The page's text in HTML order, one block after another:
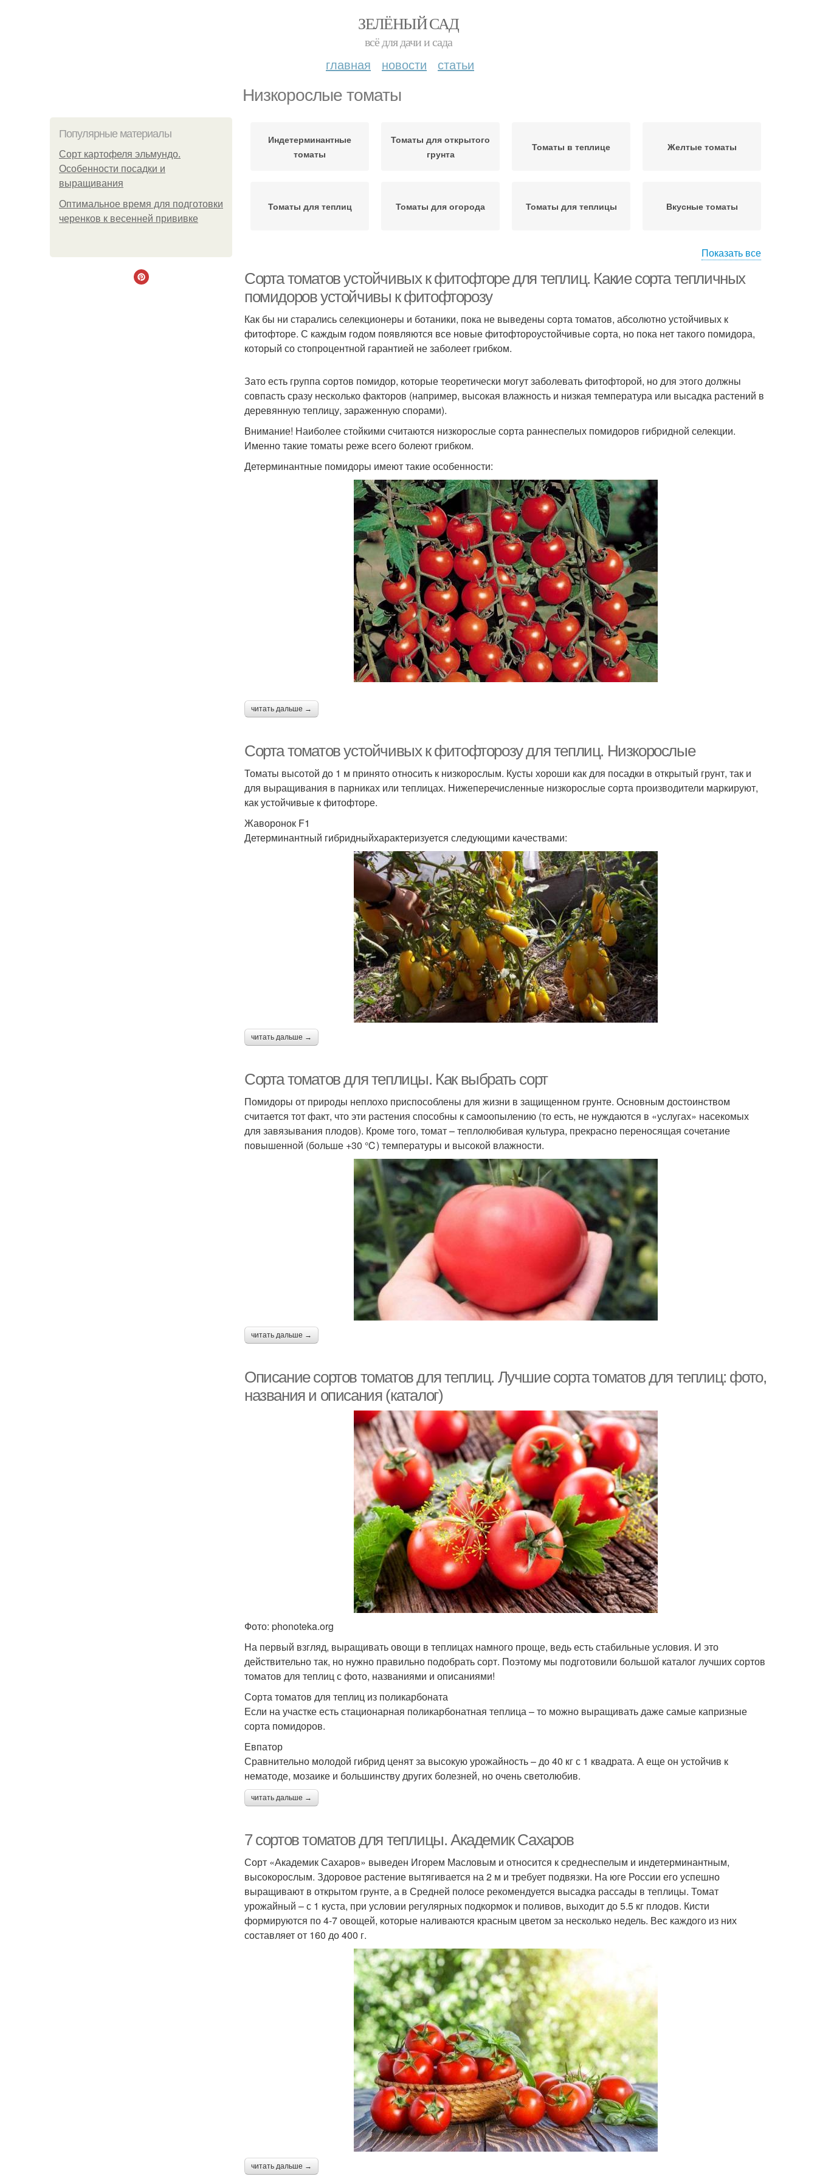
ЗЕЛЁНЫЙ САД
всё для дачи и сада
главная новости статьи
Низкорослые томаты
Популярные материалы
Сорт картофеля эльмундо.
Особенности посадки и
выращивания
Оптимальное время для подготовки
черенков к весенней прививке
Индетерминантные
томаты
Томаты для открытого
грунта
Томаты в теплице Желтые томаты
Томаты для теплиц Томаты для огорода Томаты для теплицы Вкусные томаты
Детерминантные
томаты
Супердетерминантные
томаты
Крупноплодные томаты Штамбовые томаты Высокорослые томаты
Показать все
Сорта томатов устойчивых к фитофторе для теплиц. Какие сорта тепличных
помидоров устойчивы к фитофторозу
Как бы ни старались селекционеры и ботаники, пока не выведены сорта томатов, абсолютно устойчивых к
фитофторе. С каждым годом появляются все новые фитофтороустойчивые сорта, но пока нет такого помидора,
который со стопроцентной гарантией не заболеет грибком.
Зато есть группа сортов помидор, которые теоретически могут заболевать фитофторой, но для этого должны
совпасть сразу несколько факторов (например, высокая влажность и низкая температура или высадка растений в
деревянную теплицу, зараженную спорами).
Внимание! Наиболее стойкими считаются низкорослые сорта раннеспелых помидоров гибридной селекции.
Именно такие томаты реже всего болеют грибком.
Детерминантные помидоры имеют такие особенности:
читать дальше →
Сорта томатов устойчивых к фитофторозу для теплиц. Низкорослые
Томаты высотой до 1 м принято относить к низкорослым. Кусты хороши как для посадки в открытый грунт, так и
для выращивания в парниках или теплицах. Нижеперечисленные низкорослые сорта производители маркируют,
как устойчивые к фитофторе.
Жаворонок F1
Детерминантный гибридныйхарактеризуется следующими качествами:
читать дальше →
Сорта томатов для теплицы. Как выбрать сорт
Помидоры от природы неплохо приспособлены для жизни в защищенном грунте. Основным достоинством
считается тот факт, что эти растения способны к самоопылению (то есть, не нуждаются в «услугах» насекомых
для завязывания плодов). Кроме того, томат – теплолюбивая культура, прекрасно переносящая сочетание
повышенной (больше +30 ℃) температуры и высокой влажности.
читать дальше →
Описание сортов томатов для теплиц. Лучшие сорта томатов для теплиц: фото,
названия и описания (каталог)
Фото: phonoteka.org
На первый взгляд, выращивать овощи в теплицах намного проще, ведь есть стабильные условия. И это
действительно так, но нужно правильно подобрать сорт. Поэтому мы подготовили большой каталог лучших сортов
томатов для теплиц с фото, названиями и описаниями!
Сорта томатов для теплиц из поликарбоната
Если на участке есть стационарная поликарбонатная теплица – то можно выращивать даже самые капризные
сорта помидоров.
Евпатор
Сравнительно молодой гибрид ценят за высокую урожайность – до 40 кг с 1 квадрата. А еще он устойчив к
нематоде, мозаике и большинству других болезней, но очень светолюбив.
читать дальше →
7 сортов томатов для теплицы. Академик Сахаров
Сорт «Академик Сахаров» выведен Игорем Масловым и относится к среднеспелым и индетерминантным,
высокорослым. Здоровое растение вытягивается на 2 м и требует подвязки. На юге России его успешно
выращивают в открытом грунте, а в Средней полосе рекомендуется высадка рассады в теплицы. Томат
урожайный – с 1 куста, при условии регулярных подкормок и поливов, выходит до 5.5 кг плодов. Кисти
формируются по 4-7 овощей, которые наливаются красным цветом за несколько недель. Вес каждого из них
составляет от 160 до 400 г.
читать дальше →